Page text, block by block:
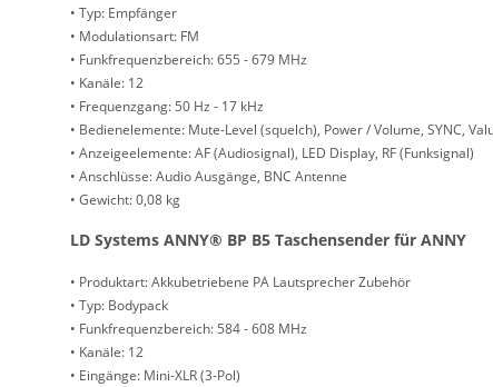
• Typ: Empfänger
• Modulationsart: FM
• Funkfrequenzbereich: 655 - 679 MHz
• Kanäle: 12
• Frequenzgang: 50 Hz - 17 kHz
• Bedienelemente: Mute-Level (squelch), Power / Volume, SYNC,
• Anzeigeelemente: AF (Audiosignal), LED Display, RF (Funksignal)
• Anschlüsse: Audio Ausgänge, BNC Antenne
• Gewicht: 0,08 kg
LD Systems ANNY® BP B5 Taschensender für ANNY
• Produktart: Akkubetriebene PA Lautsprecher Zubehör
• Typ: Bodypack
• Funkfrequenzbereich: 584 - 608 MHz
• Kanäle: 12
• Eingänge: Mini-XLR (3-Pol)